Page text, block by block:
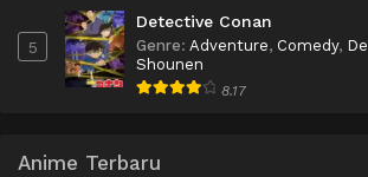
5
Detective Conan
Genre: Adventure, Comedy,
Shounen
8.17
Anime Terbaru